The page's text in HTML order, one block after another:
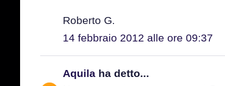
Roberto G.
14 febbraio 2012 alle ore 09:37
Aquila ha detto...